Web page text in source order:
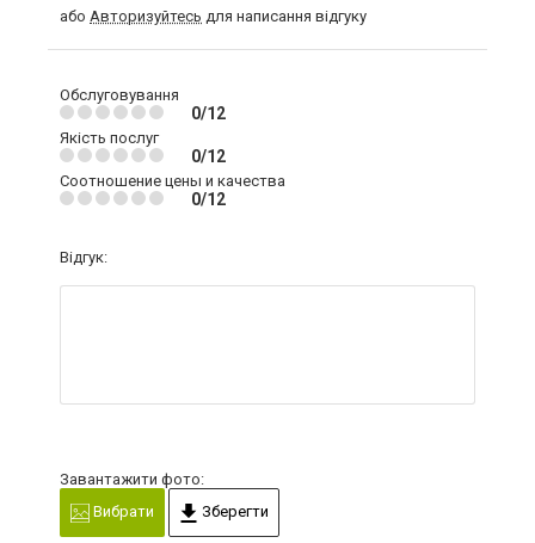
або Авторизуйтесь для написання відгуку
Обслуговування
0/12
Якість послуг
0/12
Соотношение цены и качества
0/12
Відгук:
Завантажити фото:
Вибрати
Зберегти